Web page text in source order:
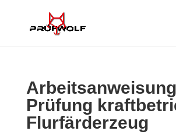
Arbeitsanweisung
Prüfung
Flurfärderzeug